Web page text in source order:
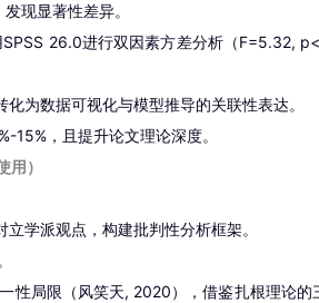
现显著性差异。
SPSS 26.0进行双因素方差分析（F=5.32,
化为数据可视化与模型推导的关联性表达。
15%，且提升论文理论深度。
）
立学派观点，构建批判性分析框架。
性局限（风笑天, 2020），借鉴扎根理论